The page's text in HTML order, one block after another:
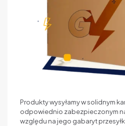
Produkty wysyłamy w solidnym
odpowiednio zabezpieczonym
względu na jego gabaryt